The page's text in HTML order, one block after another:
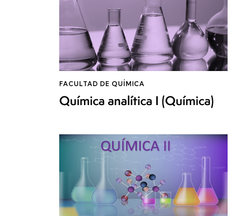
Química analítica I (Química)
FACULTAD DE QUÍMICA